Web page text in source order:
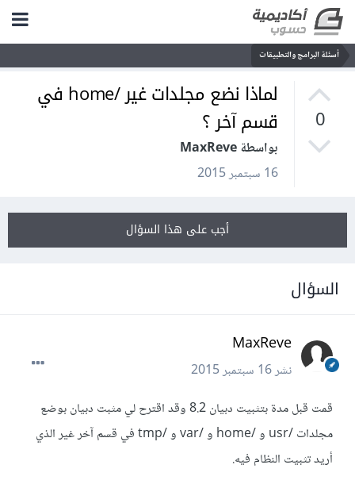
أسئلة البرامج والتطبيقات
0
لماذا نضع مجلدات غير /home في
قسم آخر ؟
بواسطة MaxReve
16 سبتمبر 2015
أجب على هذا السؤال
السؤال
MaxReve
نشر16 سبتمبر 2015
قمت قبل مدة بتثبيت دبيان 8.2 وقد اقترح لي مثبت دبيان بوضع
مجلدات /usr و /home و /var و /tmp في قسم آخر غير الذي
أريد تثبيت النظام فيه.